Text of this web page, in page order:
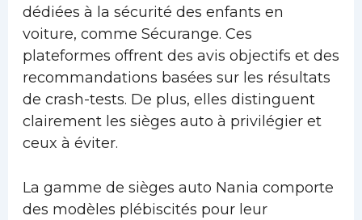
dédiées à la sécurité des enfants en
voiture, comme Sécurange. Ces
plateformes offrent des avis objectifs et des
recommandations basées sur les résultats
de crash-tests. De plus, elles distinguent
clairement les sièges auto à privilégier et
ceux à éviter.
La gamme de sièges auto Nania comporte
des modèles plébiscités pour leur